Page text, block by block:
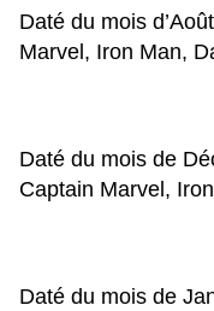
Daté du mois
Marvel, Iron Man,
Daté du mois de
Captain Marvel,
Daté du mois de